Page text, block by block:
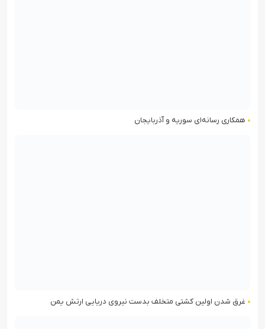
همکاری رسانه‌ای سوریه و آذربایجان
غرق شدن اولین کشتی متخلف بدست نیروی دریایی ارتش یمن